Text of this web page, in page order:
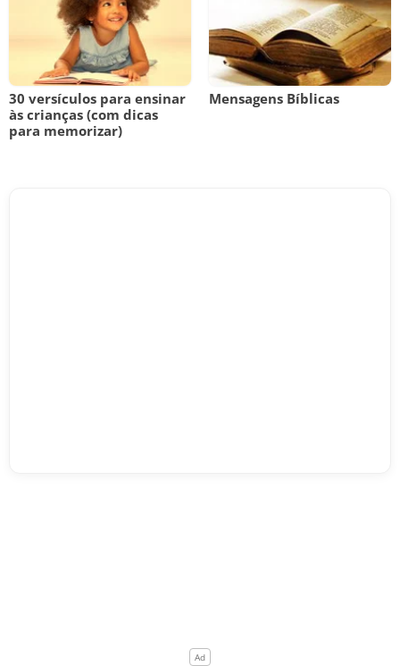
30 versículos para ensinar
às crianças (com dicas
para memorizar)
Mensagens Bíblicas